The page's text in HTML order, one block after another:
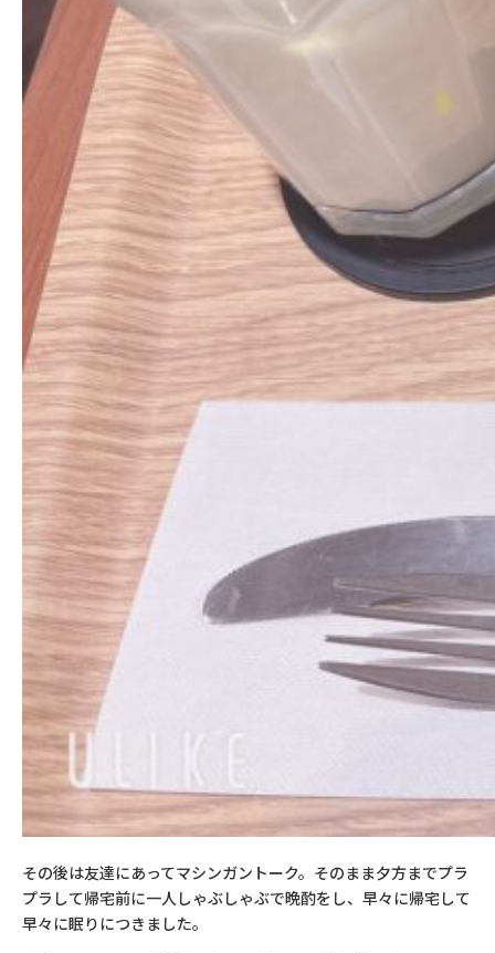
その後は友達にあってマシンガントーク。そのまま夕方までプラ
プラして帰宅前に一人しゃぶしゃぶで晩酌をし、早々に帰宅して
早々に眠りにつきました。